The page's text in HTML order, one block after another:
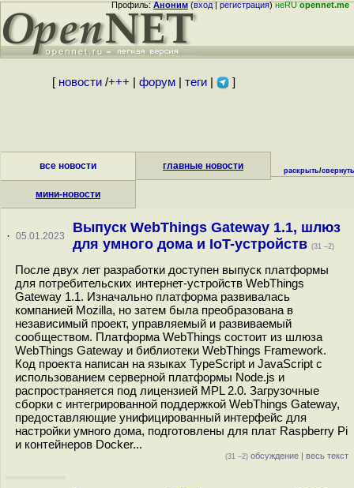
Профиль:Аноним(вход|регистрация)неRUopennet.me
[ новости/+++ форум| теги| ]
все новости главные новости
мини-новости
раскрыть/свернуть
· 05.01.2023
Выпуск WebThings Gateway 1.1, шлюз
для умного дома и IoT-устройств (31 –2)
После двух лет разработки доступен выпуск платформы
для потребительских интернет-устройств WebThings
Gateway 1.1. Изначально платформа развивалась
компанией Mozilla, но затем была преобразована в
независимый проект, управляемый и развиваемый
сообществом. Платформа WebThings состоит из шлюза
WebThings Gateway и библиотеки WebThings Framework.
Код проекта написан на языках TypeScript и JavaScript с
использованием серверной платформы Node.js и
распространяется под лицензией MPL 2.0. Загрузочные
сборки с интегрированной поддержкой WebThings Gateway,
предоставляющие унифицированный интерфейс для
настройки умного дома, подготовлены для плат Raspberry Pi
и контейнеров Docker...
(31 –2) обсуждение | весь текст